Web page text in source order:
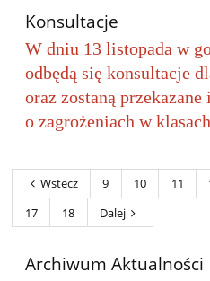
Konsultacje
W dniu 13 listopada w
odbędą się konsultacje
oraz zostaną
o zagrożeniach w
Wstecz 9 10 11
17
18 Dalej
Archiwum Aktualności